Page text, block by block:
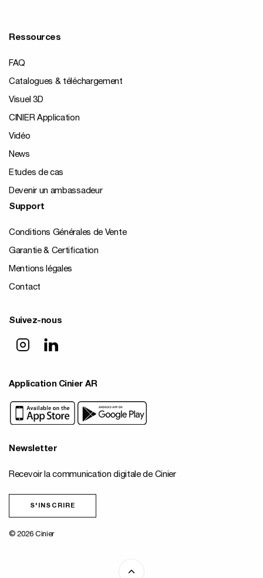
Ressources
FAQ
Catalogues & téléchargement
Visuel 3D
CINIER Application
Vidéo
News
Etudes de cas
Devenir un ambassadeur
Support
Conditions Générales de Vente
Garantie & Certification
Mentions légales
Contact
Suivez-nous
Application Cinier AR
Newsletter
Recevoir la communication digitale de Cinier
S'INSCRIRE
© 2026 Cinier